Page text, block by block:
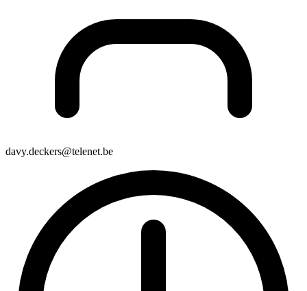
davy.deckers@telenet.be